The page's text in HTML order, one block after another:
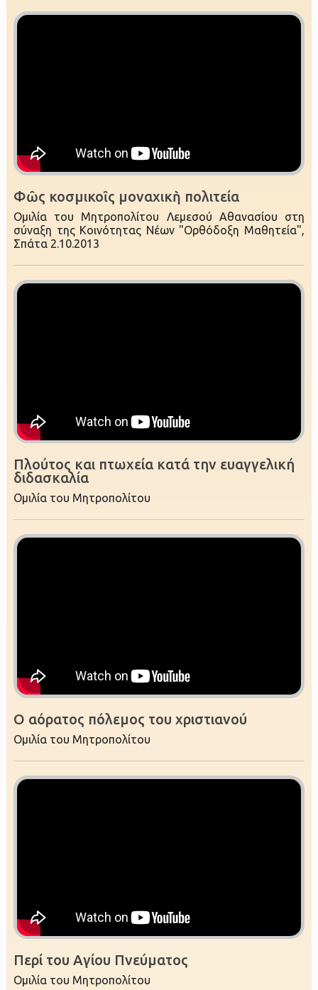
Φῶς κοσμικοῖς μοναχικὴ πολιτεία
Ομιλία του Μητροπολίτου Λεμεσού Αθανασίου στη
σύναξη της Κοινότητας Νέων "Ορθόδοξη Μαθητεία",
Σπάτα 2.10.2013
Πλούτος και πτωχεία κατά την ευαγγελική
διδασκαλία
Ομιλία του Μητροπολίτου
Ο αόρατος πόλεμος του χριστιανού
Ομιλία του Μητροπολίτου
Περί του Αγίου Πνεύματος
Ομιλία του Μητροπολίτου